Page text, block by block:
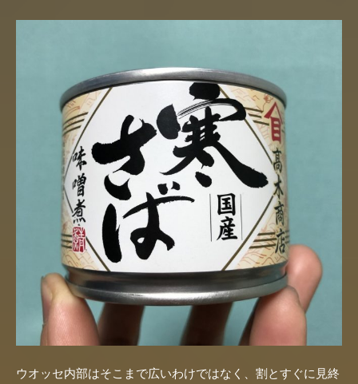
ウオッセ内部はそこまで広いわけではなく、割とすぐに見終